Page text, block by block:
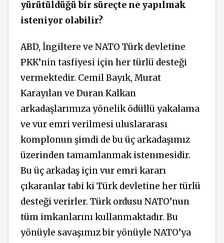
yürütüldüğü bir süreçte ne yapılmak
isteniyor olabilir?
ABD, İngiltere ve NATO Türk devletine
PKK’nin tasfiyesi için her türlü desteği
vermektedir. Cemil Bayık, Murat
Karayılan ve Duran Kalkan
arkadaşlarımıza yönelik ödüllü yakalama
ve vur emri verilmesi uluslararası
komplonun şimdi de bu üç arkadaşımız
üzerinden tamamlanmak istenmesidir.
Bu üç arkadaş için vur emri kararı
çıkaranlar tabi ki Türk devletine her türlü
desteği verirler. Türk ordusu NATO’nun
tüm imkanlarını kullanmaktadır. Bu
yönüyle savaşımız bir yönüyle NATO’ya